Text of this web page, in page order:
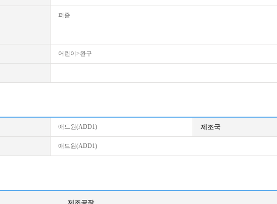
퍼즐
어린이>완구
애드원(ADD1) 제조국
애드원(ADD1)